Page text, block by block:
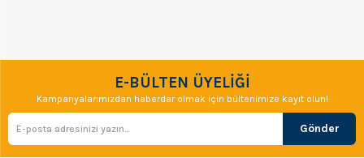
E-BÜLTEN ÜYELİĞİ
Kampanyalarımızdan haberdar olmak için bültenimize kayıt olun!
Gönder